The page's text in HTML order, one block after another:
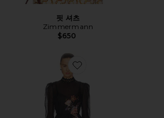
핏 셔츠
Zimmermann
$650
Favorite VALIANT